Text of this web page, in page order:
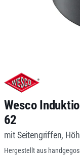
Wesco
62
mit Seitengriffen,
Hergestellt aus